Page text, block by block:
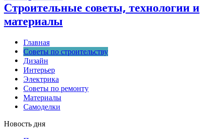
Строительные советы, технологии и
материалы
Главная
Советы по строительству
Дизайн
Интерьер
Электрика
Советы по ремонту
Материалы
Самоделки
Новость дня